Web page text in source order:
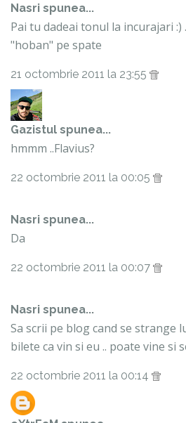
Nasri spunea...
Pai tu dadeai tonul la incurajari :)
"hoban" pe spate
21 octombrie 2011 la 23:55
Gazistul spunea...
hmmm ..Flavius?
22 octombrie 2011 la 00:05
Nasri spunea...
Da
22 octombrie 2011 la 00:07
Nasri spunea...
Sa scrii pe blog cand se strange
bilete ca vin si eu .. poate vine si
22 octombrie 2011 la 00:14